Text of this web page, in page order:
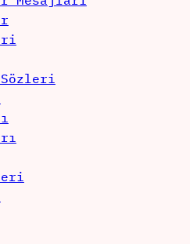
Sözleri